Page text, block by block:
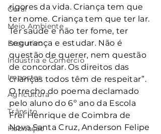
Geral
Meio Ambiente
Executivo
Indústria e Comércio
Impostos
Agricultura
Trânsito
Habitação
rigores da vida. Criança tem que
ter nome. Criança tem que ter lar.
Ter saúde e não ter fome, ter
segurança e estudar. Não é
questão de querer, nem questão
de concordar. Os direitos das
crianças todos têm de respeitar”.
O trecho do poema declamado
pelo aluno do 6º ano da Escola
Frei Henrique de Coimbra de
Nova Santa Cruz, Anderson Felipe